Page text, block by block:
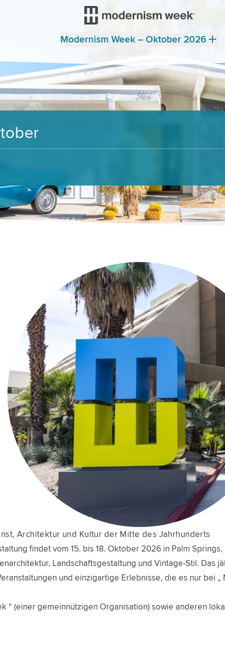
Modernism Week – Oktober 2026
Architektur und Kultur der Mitte des Jahrhunderts
findet vom 15. bis 18. Oktober 2026 in Palm
Landschaftsgestaltung und Vintage-Stil.
und einzigartige Erlebnisse, die es nur bei
“ (einer gemeinnützigen Organisation) sowie anderen